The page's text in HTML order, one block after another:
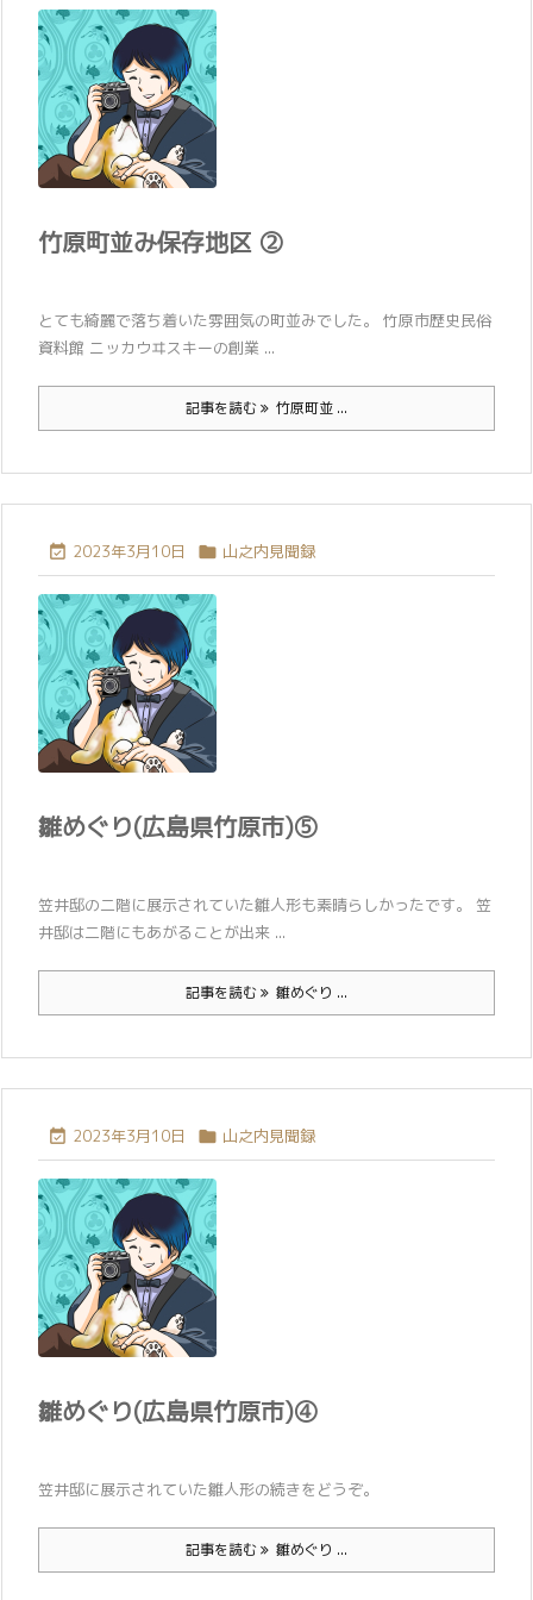
竹原町並み保存地区 ②
とても綺麗で落ち着いた雰囲気の町並みでした。 竹原市歴史民俗
資料館 ニッカウヰスキーの創業 ...
記事を読む 竹原町並 ...
 2023年3月10日  山之内見聞録
雛めぐり(広島県竹原市)⑤
笠井邸の二階に展示されていた雛人形も素晴らしかったです。 笠
井邸は二階にもあがることが出来 ...
記事を読む 雛めぐり ...
 2023年3月10日  山之内見聞録
雛めぐり(広島県竹原市)④
笠井邸に展示されていた雛人形の続きをどうぞ。
記事を読む 雛めぐり ...